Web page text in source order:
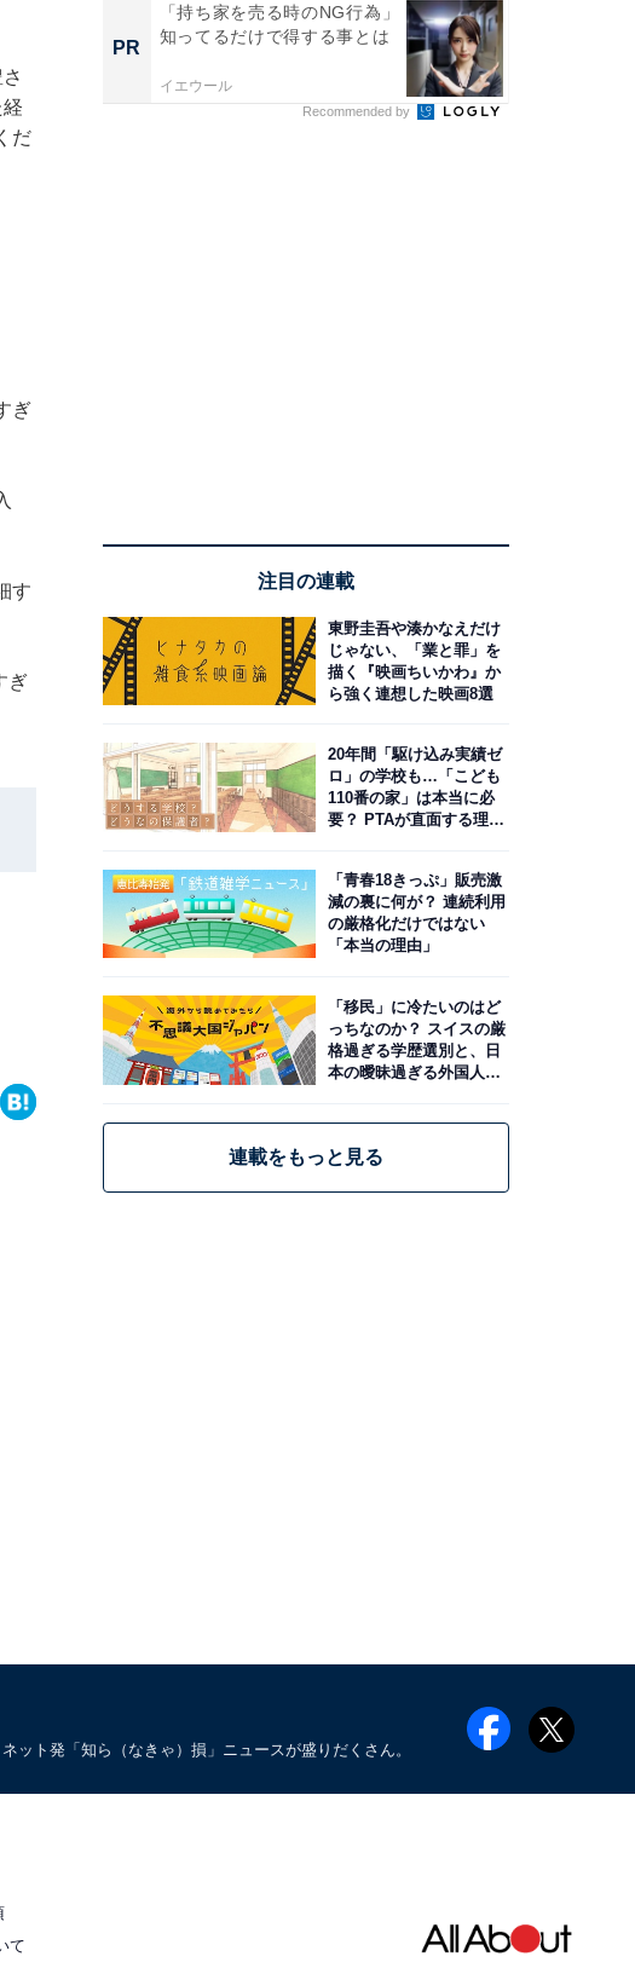
だ
ぎ
す
ぎ
PR
「持ち家を売る時のNG行為」
知ってるだけで得する事とは
イエウール
Recommended by
注目の連載
東野圭吾や湊かなえだけ
じゃない、「業と罪」を
描く『映画ちいかわ』か
ら強く連想した映画8選
20年間「駆け込み実績ゼ
ロ」の学校も…「こども
110番の家」は本当に必
要？ PTAが直面する理想
「青春18きっぷ」販売激
減の裏に何が？ 連続利用
の厳格化だけではない
「本当の理由」
「移民」に冷たいのはど
っちなのか？ スイスの厳
格過ぎる学歴選別と、日
本の曖昧過ぎる外国人政
連載をもっと見る
ト発「知ら（なきゃ）損」ニュースが盛りだくさん。
て